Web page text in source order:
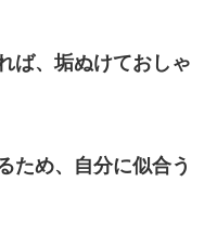
ば、垢ぬけておしゃ
ため、自分に似合う